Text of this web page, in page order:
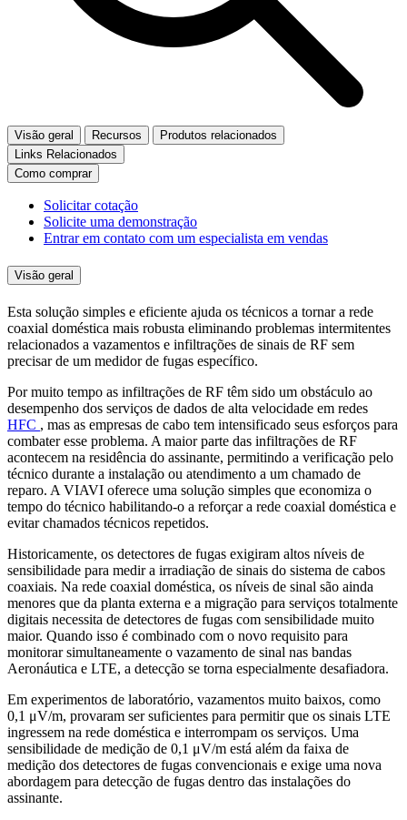
Visão geral Recursos
Produtos relacionados
Links Relacionados
Como comprar
Solicitar cotação
Solicite uma demonstração
Entrar em contato com um especialista em vendas
Visão geral
Esta solução simples e eficiente ajuda os técnicos a tornar a rede
coaxial doméstica mais robusta eliminando problemas intermitentes
relacionados a vazamentos e infiltrações de sinais de RF sem
precisar de um medidor de fugas específico.
Por muito tempo as infiltrações de RF têm sido um obstáculo ao
desempenho dos serviços de dados de alta velocidade em redes
HFC , mas as empresas de cabo tem intensificado seus esforços para
combater esse problema. A maior parte das infiltrações de RF
acontecem na residência do assinante, permitindo a verificação pelo
técnico durante a instalação ou atendimento a um chamado de
reparo. A VIAVI oferece uma solução simples que economiza o
tempo do técnico habilitando-o a reforçar a rede coaxial doméstica e
evitar chamados técnicos repetidos.
Historicamente, os detectores de fugas exigiram altos níveis de
sensibilidade para medir a irradiação de sinais do sistema de cabos
coaxiais. Na rede coaxial doméstica, os níveis de sinal são ainda
menores que da planta externa e a migração para serviços totalmente
digitais necessita de detectores de fugas com sensibilidade muito
maior. Quando isso é combinado com o novo requisito para
monitorar simultaneamente o vazamento de sinal nas bandas
Aeronáutica e LTE, a detecção se torna especialmente desafiadora.
Em experimentos de laboratório, vazamentos muito baixos, como
0,1 μV/m, provaram ser suficientes para permitir que os sinais LTE
ingressem na rede doméstica e interrompam os serviços. Uma
sensibilidade de medição de 0,1 μV/m está além da faixa de
medição dos detectores de fugas convencionais e exige uma nova
abordagem para detecção de fugas dentro das instalações do
assinante.